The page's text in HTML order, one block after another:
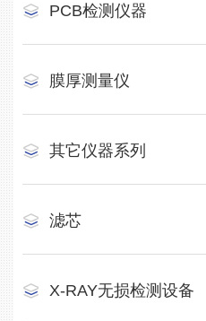
PCB检测仪器
膜厚测量仪
其它仪器系列
滤芯
X-RAY无损检测设备